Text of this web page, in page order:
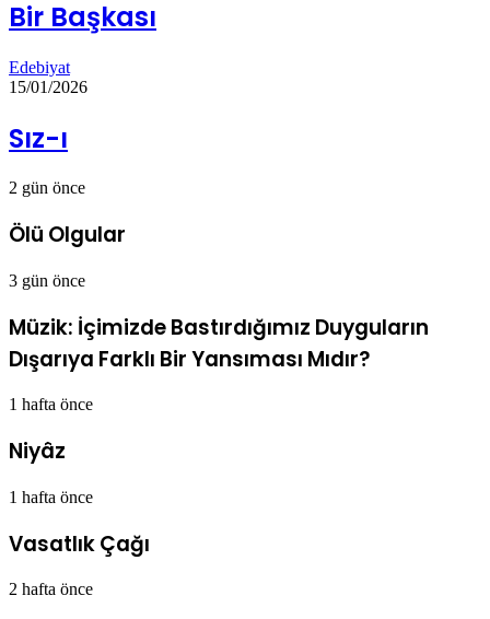
Bir Başkası
Edebiyat
15/01/2026
Sız-ı
2 gün önce
Ölü Olgular
3 gün önce
Müzik: İçimizde Bastırdığımız Duyguların
Dışarıya Farklı Bir Yansıması Mıdır?
1 hafta önce
Niyâz
1 hafta önce
Vasatlık Çağı
2 hafta önce